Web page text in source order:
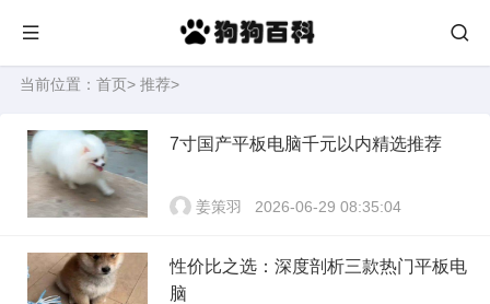
当前位置： 首页> 推荐>
7寸国产平板电脑千元以内精选推荐
姜策羽 2026-06-29 08:35:04
性价比之选：深度剖析三款热门平板电
脑